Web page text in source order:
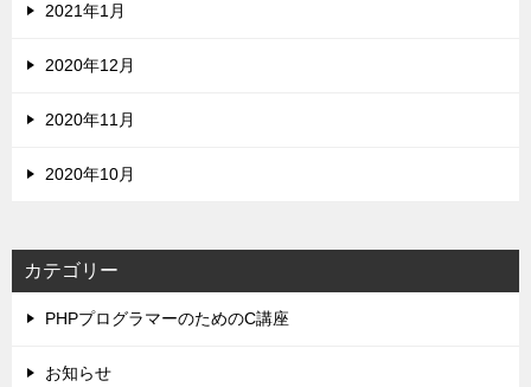
2021年1月
2020年12月
2020年11月
2020年10月
カテゴリー
PHPプログラマーのためのC講座
お知らせ